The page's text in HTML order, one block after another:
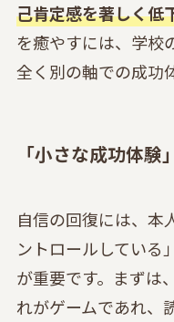
己肯定感を著しく低
を癒やすには、学校
全く別の軸での成功
「小さな成功体
自信の回復には、本
ントロールしている
が重要です。まず
れがゲームであれ、